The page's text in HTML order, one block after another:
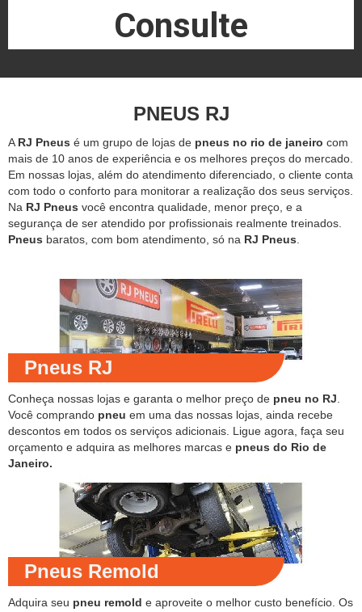
Consulte
PNEUS RJ
A RJ Pneus é um grupo de lojas de pneus no rio de janeiro com
mais de 10 anos de experiência e os melhores preços do mercado.
Em nossas lojas, além do atendimento diferenciado, o cliente conta
com todo o conforto para monitorar a realização dos seus serviços.
Na RJ Pneus você encontra qualidade, menor preço, e a
segurança de ser atendido por profissionais realmente treinados.
Pneus baratos, com bom atendimento, só na RJ Pneus
Pneus RJ
Conheça nossas lojas e garanta o melhor preço de pneu no RJ
Você comprando pneu em uma das nossas lojas, ainda recebe
descontos em todos os serviços adicionais. Ligue agora, faça seu
orçamento e adquira as melhores marcas e pneus do Rio de
Janeiro.
Pneus Remold
Adquira seu pneu remold e aproveite o melhor custo benefício. Os